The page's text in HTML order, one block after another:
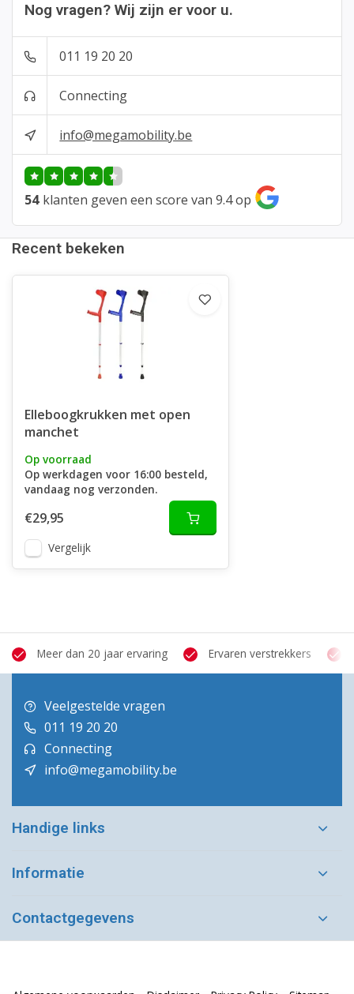
Nog vragen? Wij zijn er voor u.
011 19 20 20
Connecting
info@megamobility.be
54 klanten geven een score van 9.4 op
Recent bekeken
Elleboogkrukken met open
manchet
Op voorraad
Op werkdagen voor 16:00 besteld,
vandaag nog verzonden.
€29,95
Vergelijk
Meer dan 20 jaar ervaring Ervaren verstrekkers
Veelgestelde vragen
011 19 20 20
Connecting
info@megamobility.be
Handige links
Informatie
Contactgegevens